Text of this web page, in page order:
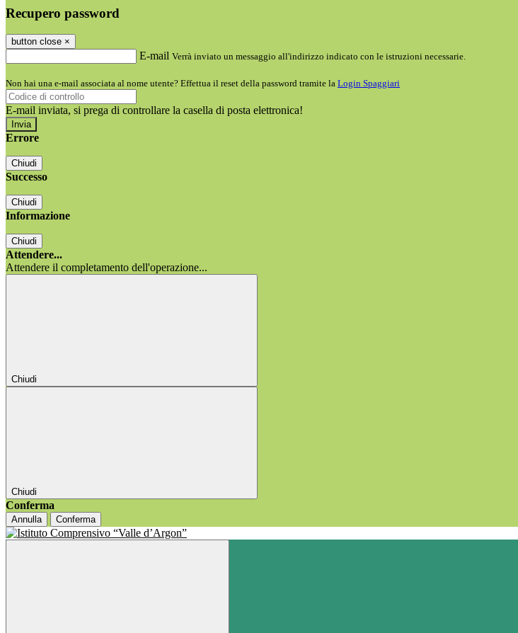
Recupero password
button close ×
E-mail Verrà inviato un messaggio all'indirizzo indicato con le istruzioni necessarie.
Non hai una e-mail associata al nome utente? Effettua il reset della password tramite la Login Spaggiari
E-mail inviata, si prega di controllare la casella di posta elettronica!
Errore
Chiudi
Successo
Chiudi
Informazione
Chiudi
Attendere...
Attendere il completamento dell'operazione...
Chiudi
Chiudi
Conferma
Annulla Conferma